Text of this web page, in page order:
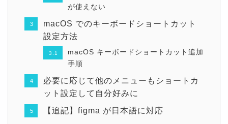
が使えない
macOS でのキーボードショートカット
設定方法
macOS キーボードショートカット追加
手順
必要に応じて他のメニューもショートカ
ット設定して自分好みに
【追記】figma が日本語に対応